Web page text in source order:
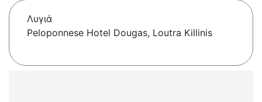
Λυγιά
Peloponnese Hotel Dougas, Loutra Killinis